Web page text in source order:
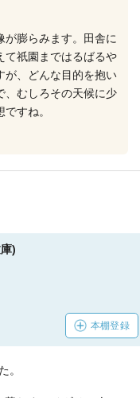
が膨らみます。田舎に
て祇園まではるばるや
が、どんな目的を抱い
、むしろその天候に少
すね。
)
本棚登録
。